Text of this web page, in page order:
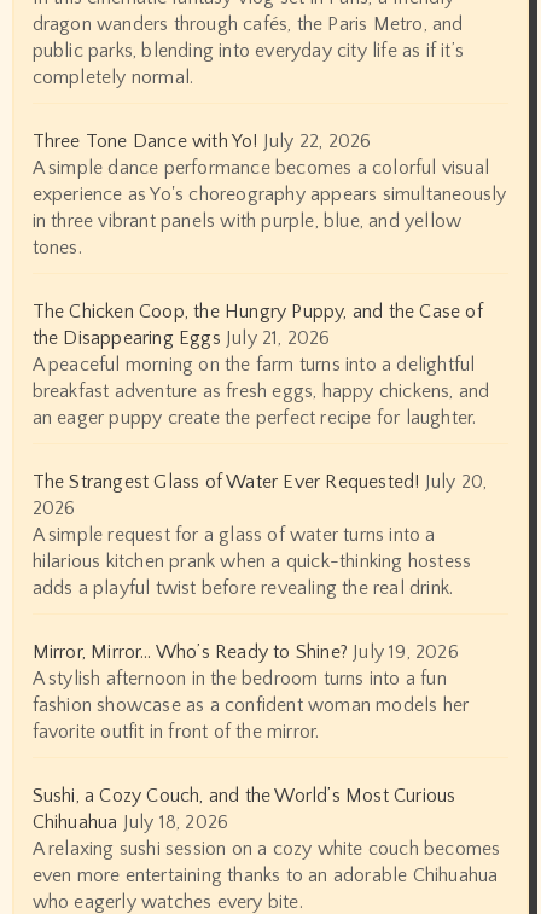
dragon wanders through cafés, the Paris Metro, and
public parks, blending into everyday city life as if it’s
completely normal.
Three Tone Dance with Yo! July 22, 2026
A simple dance performance becomes a colorful visual
experience as Yo's choreography appears simultaneously
in three vibrant panels with purple, blue, and yellow
tones.
The Chicken Coop, the Hungry Puppy, and the Case of
the Disappearing Eggs July 21, 2026
A peaceful morning on the farm turns into a delightful
breakfast adventure as fresh eggs, happy chickens, and
an eager puppy create the perfect recipe for laughter.
The Strangest Glass of Water Ever Requested! July 20,
2026
A simple request for a glass of water turns into a
hilarious kitchen prank when a quick-thinking hostess
adds a playful twist before revealing the real drink.
Mirror, Mirror… Who’s Ready to Shine? July 19, 2026
A stylish afternoon in the bedroom turns into a fun
fashion showcase as a confident woman models her
favorite outfit in front of the mirror.
Sushi, a Cozy Couch, and the World’s Most Curious
Chihuahua July 18, 2026
A relaxing sushi session on a cozy white couch becomes
even more entertaining thanks to an adorable Chihuahua
who eagerly watches every bite.